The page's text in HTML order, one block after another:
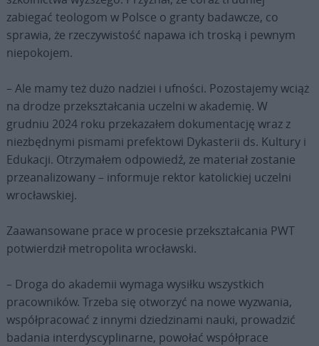
zabiegać teologom w Polsce o granty badawcze, co
sprawia, że rzeczywistość napawa ich troską i pewnym
niepokojem.
– Ale mamy też dużo nadziei i ufności. Pozostajemy wciąż
na drodze przekształcania uczelni w akademię. W
grudniu 2024 roku przekazałem dokumentację wraz z
niezbędnymi pismami prefektowi Dykasterii ds. Kultury i
Edukacji. Otrzymałem odpowiedź, że materiał zostanie
przeanalizowany – informuje rektor katolickiej uczelni
wrocławskiej.
Zaawansowane prace w procesie przekształcania PWT
potwierdził metropolita wrocławski.
– Droga do akademii wymaga wysiłku wszystkich
pracowników. Trzeba się otworzyć na nowe wyzwania,
współpracować z innymi dziedzinami nauki, prowadzić
badania interdyscyplinarne, powołać współprace